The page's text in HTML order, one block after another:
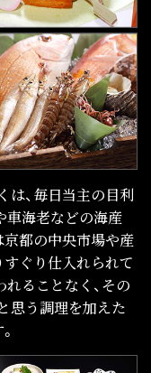
は、毎日当主の目利
車海老などの海産
京都の中央市場や産
ぐり仕入れられて
ることなく、その
思う調理を加えた